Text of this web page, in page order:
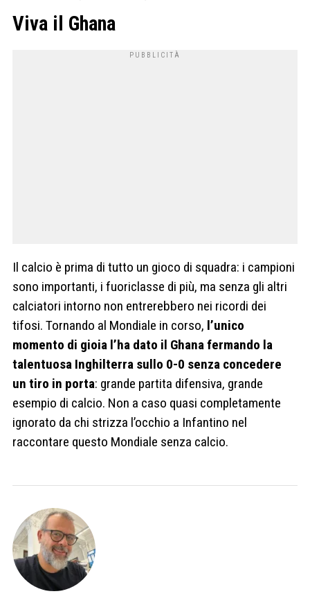
Viva il Ghana
Il calcio è prima di tutto un gioco di squadra: i campioni
sono importanti, i fuoriclasse di più, ma senza gli altri
calciatori intorno non entrerebbero nei ricordi dei
tifosi. Tornando al Mondiale in corso, l’unico
momento di gioia l’ha dato il Ghana fermando la
talentuosa Inghilterra sullo 0-0 senza concedere
un tiro in porta: grande partita difensiva, grande
esempio di calcio. Non a caso quasi completamente
ignorato da chi strizza l’occhio a Infantino nel
raccontare questo Mondiale senza calcio.